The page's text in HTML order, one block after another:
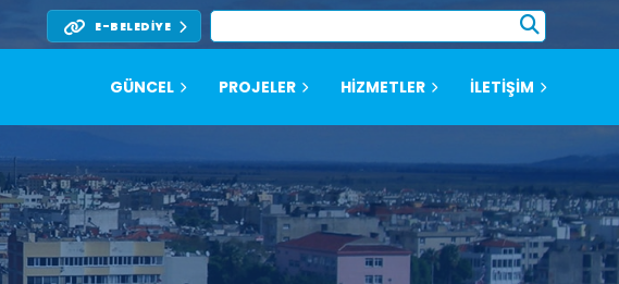
E-BELEDIYE
GÜNCEL PROJELER HİZMETLER İLETİŞİM